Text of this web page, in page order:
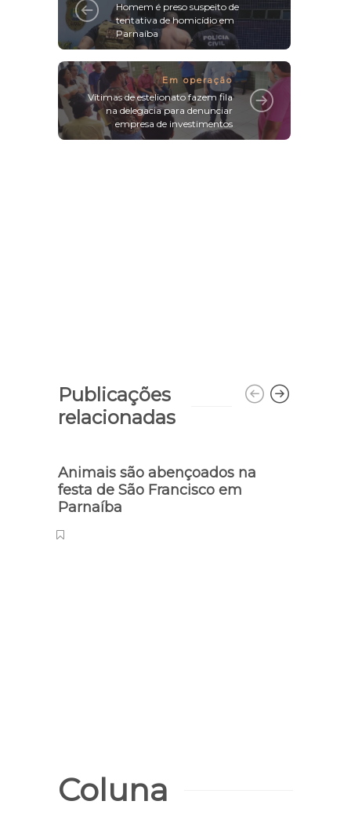
Homem é preso suspeito de
tentativa de homicídio em
Parnaíba
Em operação
Vítimas de estelionato fazem fila
na delegacia para denunciar
empresa de investimentos
Publicações
relacionadas
Animais são abençoados na
festa de São Francisco em
Parnaíba
Coluna